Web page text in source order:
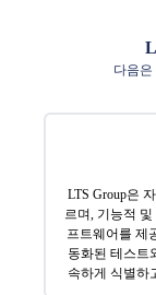
다음
LTS Group은
르며, 기능적
프트웨어를 제
동화된 테스트
속하게 식별하